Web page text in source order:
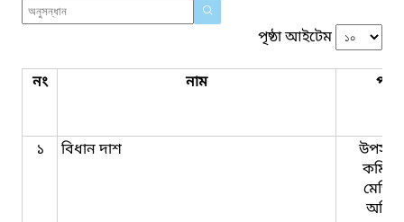
পৃষ্ঠা আইটেম
নং নাম
১ বিধান দাশ